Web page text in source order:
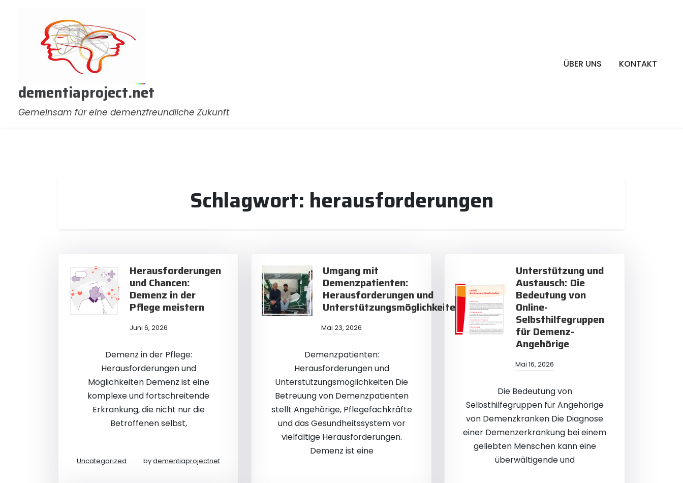
dementiaproject.net
Gemeinsam für eine demenzfreundliche Zukunft
ÜBER UNS KONTAKT
Schlagwort: herausforderungen
Herausforderungen
und Chancen:
Demenz in der
Pflege meistern
Juni 6, 2026
Demenz in der Pflege:
Herausforderungen und
Möglichkeiten Demenz ist eine
komplexe und fortschreitende
Erkrankung, die nicht nur die
Betroffenen selbst,
Uncategorized bydementiaprojectnet
Umgang mit
Demenzpatienten:
Herausforderungen und
Unterstützungsmöglichkeiten
Mai 23, 2026
Demenzpatienten:
Herausforderungen und
Unterstützungsmöglichkeiten Die
Betreuung von Demenzpatienten
stellt Angehörige, Pflegefachkräfte
und das Gesundheitssystem vor
vielfältige Herausforderungen.
Demenz ist eine
Unterstützung und
Austausch: Die
Bedeutung von
Online-
Selbsthilfegruppen
für Demenz-
Angehörige
Mai 16, 2026
Die Bedeutung von
Selbsthilfegruppen für Angehörige
von Demenzkranken Die Diagnose
einer Demenzerkrankung bei einem
geliebten Menschen kann eine
überwältigende und